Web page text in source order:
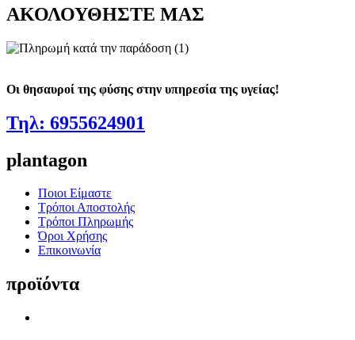
ΑΚΟΛΟΥΘΗΣΤΕ ΜΑΣ
Οι θησαυροί της φύσης στην υπηρεσία της υγείας!
Τηλ: 6955624901
plantagon
Ποιοι Είμαστε
Τρόποι Αποστολής
Τρόποι Πληρωμής
Όροι Χρήσης
Επικοινωνία
προϊόντα